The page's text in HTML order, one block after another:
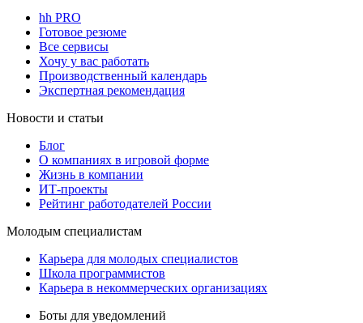
hh PRO
Готовое резюме
Все сервисы
Хочу у вас работать
Производственный календарь
Экспертная рекомендация
Новости и статьи
Блог
О компаниях в игровой форме
Жизнь в компании
ИТ-проекты
Рейтинг работодателей России
Молодым специалистам
Карьера для молодых специалистов
Школа программистов
Карьера в некоммерческих организациях
Боты для уведомлений